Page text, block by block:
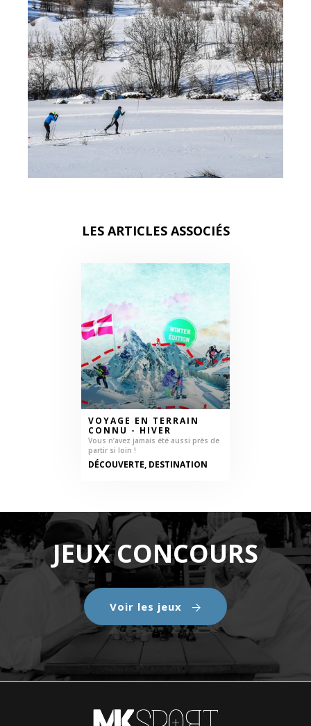
LES ARTICLES ASSOCIÉS
VOYAGE EN TERRAIN
CONNU - HIVER
Vous n’avez jamais été aussi près de
partir si loin !
DÉCOUVERTE, DESTINATION
JEUX CONCOURS
Voir les jeux